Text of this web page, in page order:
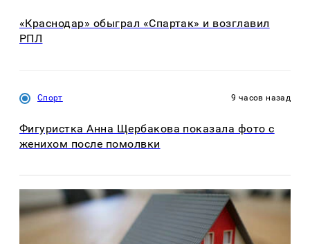
«Краснодар» обыграл «Спартак» и возглавил
РПЛ
Спорт 9 часов назад
Фигуристка Анна Щербакова показала фото с
женихом после помолвки